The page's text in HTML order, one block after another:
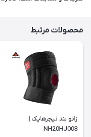
محصولات مرتبط
زانو بند نیچرهایک |
NH20HJ008